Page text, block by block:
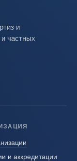
и
частных
и аккредитации